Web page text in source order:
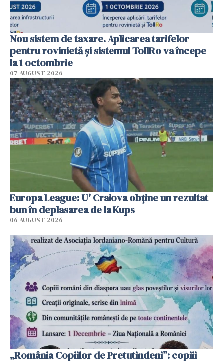
Nou sistem de taxare. Aplicarea tarifelor
pentru rovinietă şi sistemul TollRo va începe
la 1 octombrie
07 AUGUST 2026
Europa League: U' Craiova obține un rezultat
bun în deplasarea de la Kups
06 AUGUST 2026
„România Copiilor de Pretutindeni”: copiii